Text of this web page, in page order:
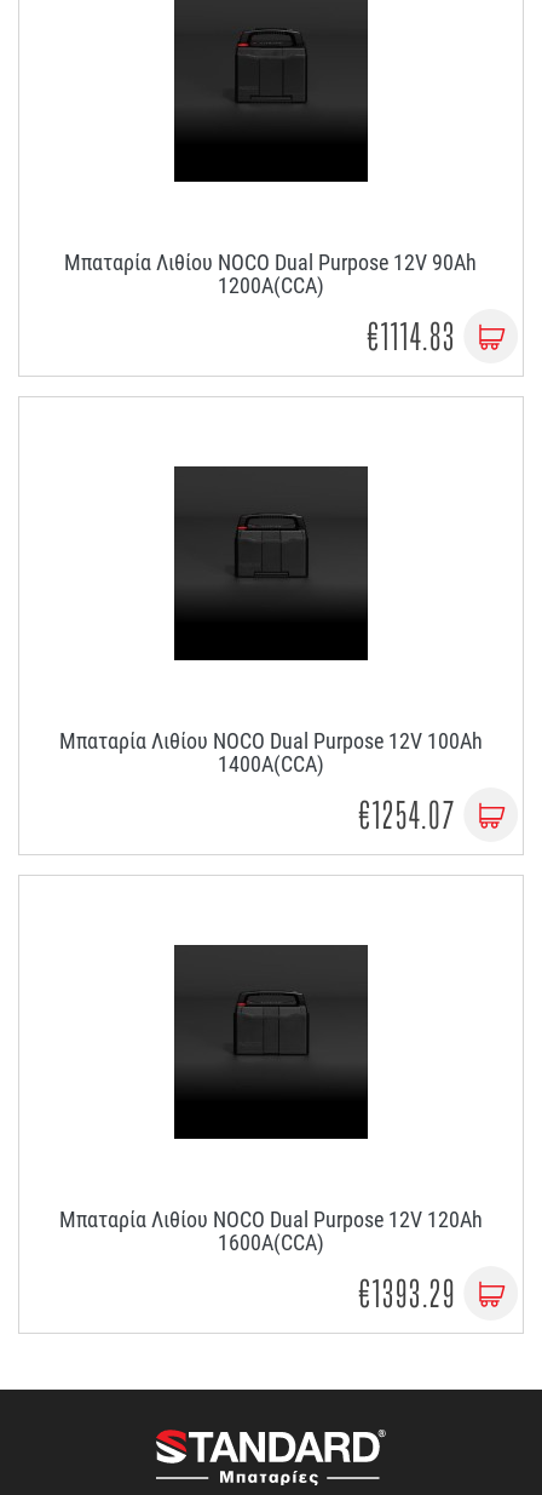
Μπαταρία Λιθίου NOCO Dual Purpose 12V 90Ah
1200A(CCA)
€1114.83
Μπαταρία Λιθίου NOCO Dual Purpose 12V 100Ah
1400A(CCA)
€1254.07
Μπαταρία Λιθίου NOCO Dual Purpose 12V 120Ah
1600A(CCA)
€1393.29